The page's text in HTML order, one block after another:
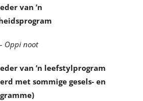
van ’n
Oppi noot
van ’n leefstylprogram
met sommige gesels- en